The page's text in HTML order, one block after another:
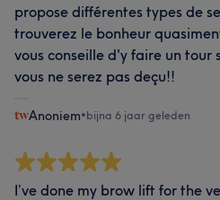
propose différentes types de
trouverez le bonheur
vous conseille d'y faire un tour
vous ne serez pas deçu!!
Anoniem•bijna 6 jaar geleden
I’ve done my brow lift for the